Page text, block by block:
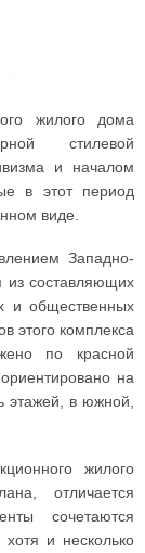
жилого дома
стилевой
и началом
в этот период
виде.
Западно-
из составляющих
и общественных
этого комплекса
по красной
на
этажей, в южной,
жилого
отличается
сочетаются
и несколько